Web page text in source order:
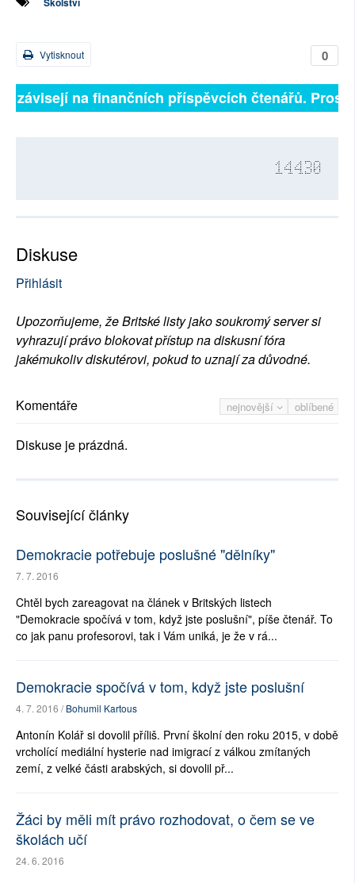
0
Vytisknout
závisejí na finančních příspěvcích čtenářů.
14430
Diskuse
Přihlásit
Upozorňujeme, že Britské listy jako soukromý server si
vyhrazují právo blokovat přístup na diskusní fóra
jakémukoliv diskutérovi, pokud to uznají za důvodné.
nejnovější oblíbené
Komentáře
Diskuse je prázdná.
Související články
Demokracie potřebuje poslušné "dělníky"
7. 7. 2016
Chtěl bych zareagovat na článek v Britských listech
"Demokracie spočívá v tom, když jste poslušní", píše čtenář. To
co jak panu profesorovi, tak i Vám uniká, je že v rá...
Demokracie spočívá v tom, když jste poslušní
4. 7. 2016 /Bohumil Kartous
Antonín Kolář si dovolil příliš. První školní den roku 2015, v době
vrcholící mediální hysterie nad imigrací z válkou zmítaných
zemí, z velké části arabských, si dovolil př...
Žáci by měli mít právo rozhodovat, o čem se ve
školách učí
24. 6. 2016